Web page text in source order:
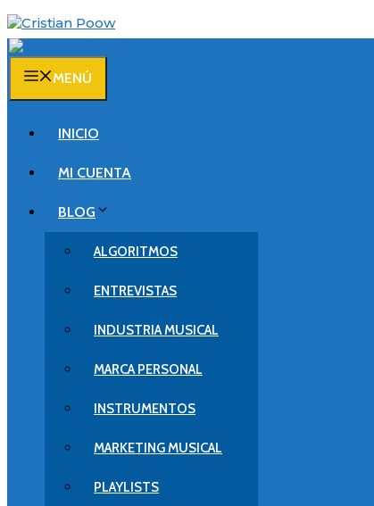
Saltar
al
contenido
MENÚ
INICIO
MI CUENTA
BLOG
ALGORITMOS
ENTREVISTAS
INDUSTRIA MUSICAL
MARCA PERSONAL
INSTRUMENTOS
MARKETING MUSICAL
PLAYLISTS